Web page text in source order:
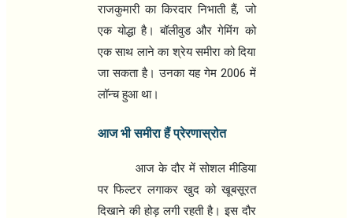
राजकुमारी का किरदार निभाती हैं,जो
एक योद्धा है। बॉलीवुड और गेमिंग को
एक साथ लाने का श्रेय समीरा को दिया
जा सकता है। उनका यह गेम 2006में
लॉन्च हुआ था।
आज भी समीरा हैं प्रेरणास्रोत
आज के दौर में सोशल मीडिया
पर फिल्टर लगाकर खुद को खूबसूरत
दिखाने की होड़ लगी रहती है। इस दौर